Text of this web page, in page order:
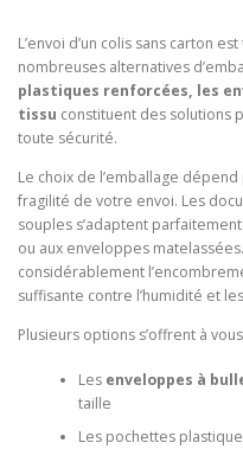
L’envoi d’un colis sans carton
nombreuses alternatives
plastiques renforcées, les
tissu constituent des solutions
toute sécurité.
Le choix de l’emballage
fragilité de votre envoi. Les
souples s’adaptent
ou aux enveloppes
considérablement
suffisante contre l’humidité et
Plusieurs options s’offrent à
Les enveloppes à
taille
Les pochettes